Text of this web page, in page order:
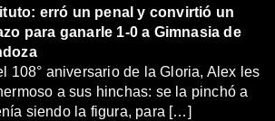
erró un penal y convirtió un
para ganarle 1-0 a Gimnasia de
108° aniversario de la Gloria, Alex les
a sus hinchas: se la pinchó a
siendo la figura, para […]